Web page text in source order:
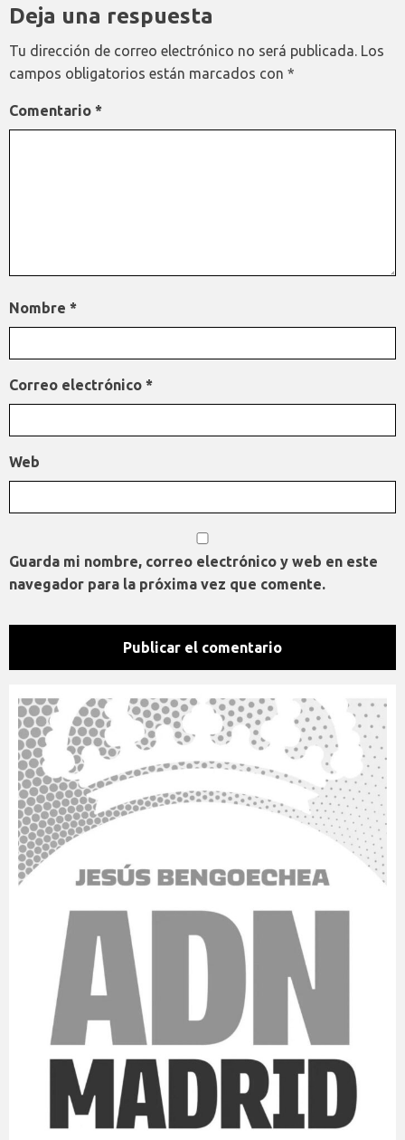
Deja una respuesta
Tu dirección de correo electrónico no será publicada. Los
campos obligatorios están marcados con *
Comentario *
Nombre *
Correo electrónico *
Web
Guarda mi nombre, correo electrónico y web en este
navegador para la próxima vez que comente.